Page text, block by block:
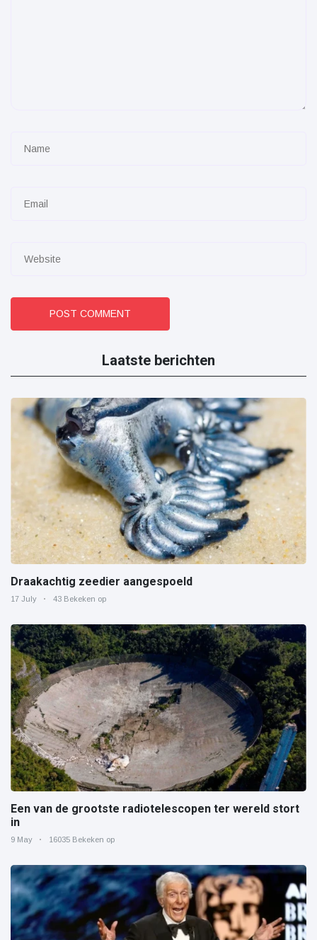
POST COMMENT
Laatste berichten
Draakachtig zeedier aangespoeld
17 July 43 Bekeken op
Een van de grootste radiotelescopen ter wereld stort
in
9 May 16035 Bekeken op